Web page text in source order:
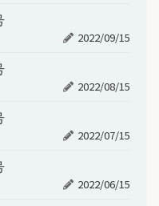
2022/09/15
2022/08/15
2022/07/15
2022/06/15